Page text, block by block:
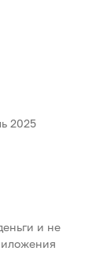
2025
и не